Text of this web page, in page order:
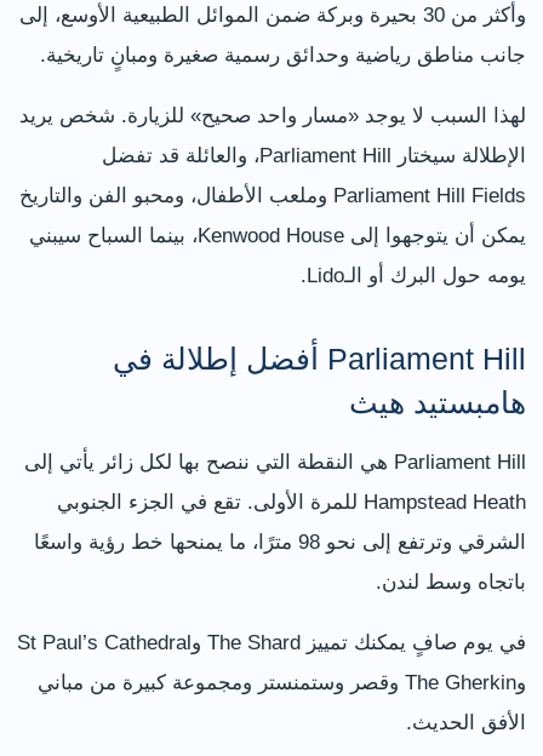
وأكثر من 30 بحيرة وبركة ضمن الموائل الطبيعية الأوسع، إلى
جانب مناطق رياضية وحدائق رسمية صغيرة ومبانٍ تاريخية.
لهذا السبب لا يوجد «مسار واحد صحيح» للزيارة. شخص يريد
الإطلالة سيختار Parliament Hill، والعائلة قد تفضل
Parliament Hill Fields وملعب الأطفال، ومحبو الفن والتاريخ
يمكن أن يتوجهوا إلى Kenwood House، بينما السباح سيبني
يومه حول البرك أو الـLido.
Parliament Hill أفضل إطلالة في
هامبستيد هيث
Parliament Hill هي النقطة التي ننصح بها لكل زائر يأتي إلى
Hampstead Heath للمرة الأولى. تقع في الجزء الجنوبي
الشرقي وترتفع إلى نحو 98 مترًا، ما يمنحها خط رؤية واسعًا
باتجاه وسط لندن.
في يوم صافٍ يمكنك تمييز The Shard وSt Paul’s Cathedral
وThe Gherkin وقصر وستمنستر ومجموعة كبيرة من مباني
الأفق الحديث.